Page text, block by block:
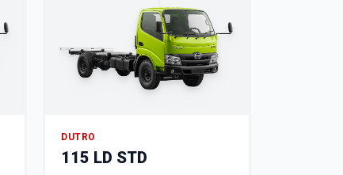
DUTRO
115 LD STD